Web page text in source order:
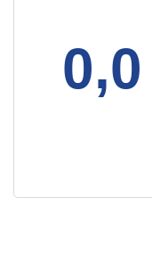
0,0